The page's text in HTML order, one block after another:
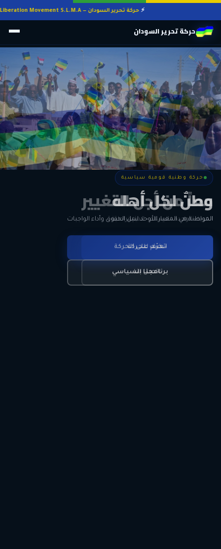
حركة تحرير السودان — Sudan Liberation Movement S.L.M.A
حركة تحرير السودان
حركة وطنية قومية سياسية
وطنٌ لكل أهله
المواطنة هي المعيار الأوحد لنيل الحقوق وأداء الواجبات
تعرّف على الحركة
برنامجنا السياسي
حركة وطنية قومية سياسية
معاً من أجل التغيير
الحرية • الوحدة • السلام • الديمقراطية
انضم للحركة
اتصل بنا